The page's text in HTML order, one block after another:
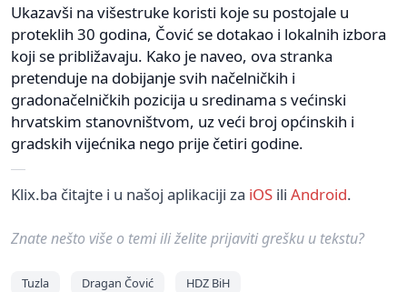
Ukazavši na višestruke koristi koje su postojale u
proteklih 30 godina, Čović se dotakao i lokalnih izbora
koji se približavaju. Kako je naveo, ova stranka
pretenduje na dobijanje svih načelničkih i
gradonačelničkih pozicija u sredinama s većinski
hrvatskim stanovništvom, uz veći broj općinskih i
gradskih vijećnika nego prije četiri godine.
Klix.ba čitajte i u našoj aplikaciji za iOS ili Android.
Znate nešto više o temi ili želite prijaviti grešku u tekstu?
Tuzla Dragan Čović HDZ BiH